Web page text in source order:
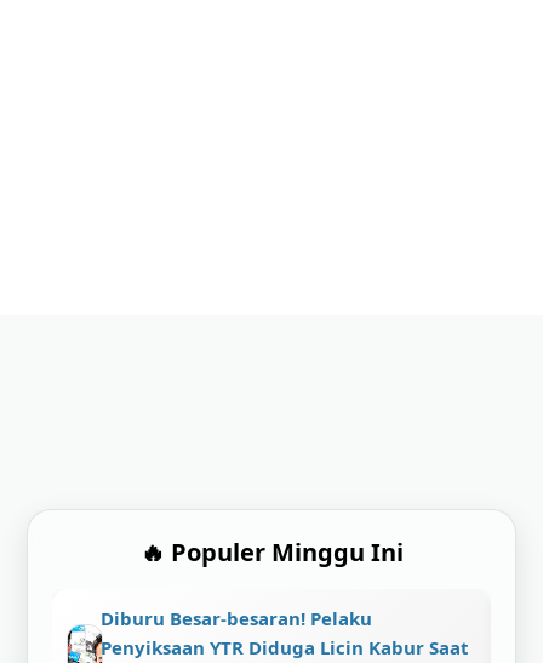
🔥 Populer Minggu Ini
Viral! Maling Gasak Vario Baru, Tapi
Malah Tinggalin Motor Sendiri di TKP